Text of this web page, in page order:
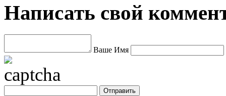
Написать свой
Ваше Имя